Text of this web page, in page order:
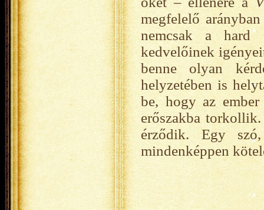
megfelelő
nemcsak a hard
kedvelőinek
benne olyan
helyzetében is
be, hogy az
erőszakba
érződik. Egy
mindenképpen